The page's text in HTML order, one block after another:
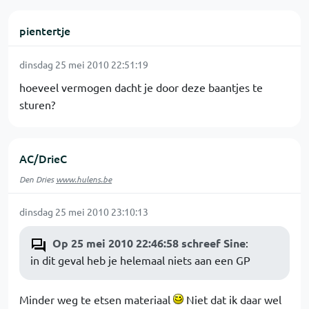
pientertje
dinsdag 25 mei 2010 22:51:19
hoeveel vermogen dacht je door deze baantjes te
sturen?
AC/DrieC
Den Drieswww.hulens.be
dinsdag 25 mei 2010 23:10:13
Op 25 mei 2010 22:46:58 schreef Sine:
in dit geval heb je helemaal niets aan een GP
Minder weg te etsen materiaal
Niet dat ik daar wel